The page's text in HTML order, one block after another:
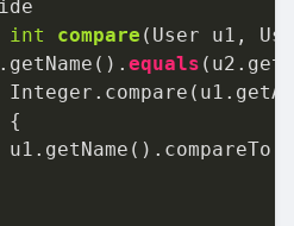
int compare ( User u1,
equals